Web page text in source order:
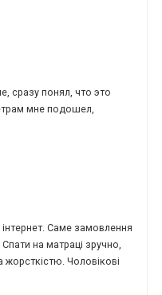
сразу понял, что это
мне подошел,
Саме замовлення
на матраці зручно,
Чоловікові